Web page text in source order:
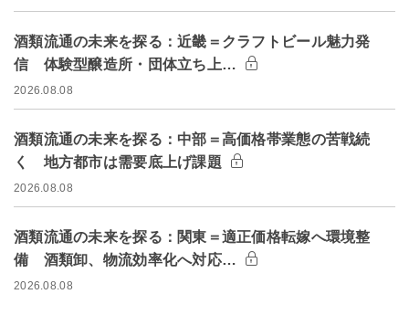
酒類流通の未来を探る：近畿＝クラフトビール魅力発
信 体験型醸造所・団体立ち上…
2026.08.08
酒類流通の未来を探る：中部＝高価格帯業態の苦戦続
く 地方都市は需要底上げ課題
2026.08.08
酒類流通の未来を探る：関東＝適正価格転嫁へ環境整
備 酒類卸、物流効率化へ対応…
2026.08.08